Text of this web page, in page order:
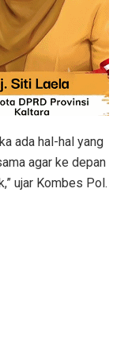
ada hal-hal yang
agar ke depan
ujar Kombes Pol.